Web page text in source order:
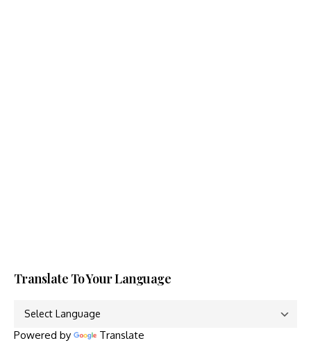
Translate To Your Language
Powered by Translate